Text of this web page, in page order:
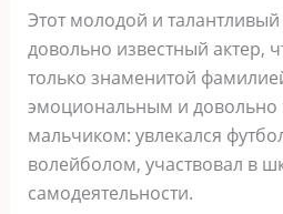
Этот молодой и
довольно известный актер,
только знаменитой
эмоциональным и
мальчиком: увлекался
волейболом, участвовал в
самодеятельности.